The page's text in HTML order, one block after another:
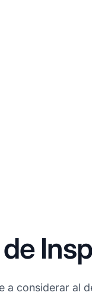
a considerar al